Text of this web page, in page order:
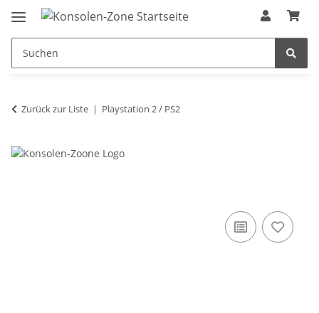
Zurück zur Liste Playstation 2 / PS2